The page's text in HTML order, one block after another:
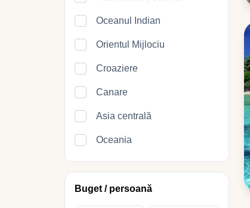
Oceanul Indian
Orientul Mijlociu
Croaziere
Canare
Asia centrală
Oceania
Buget / persoană